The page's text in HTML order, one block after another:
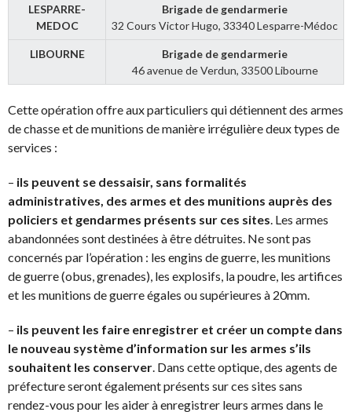
LESPARRE-
MEDOC
Brigade de gendarmerie
32 Cours Victor Hugo, 33340 Lesparre-Médoc
LIBOURNE
Brigade de gendarmerie
46 avenue de Verdun, 33500 Libourne
Cette opération offre aux particuliers qui détiennent des armes
de chasse et de munitions de manière irrégulière deux types de
services :
– ils peuvent se dessaisir, sans formalités
administratives, des armes et des munitions auprès des
policiers et gendarmes présents sur ces sites . Les armes
abandonnées sont destinées à être détruites. Ne sont pas
concernés par l’opération : les engins de guerre, les munitions
de guerre (obus, grenades), les explosifs, la poudre, les artifices
et les munitions de guerre égales ou supérieures à 20mm.
– ils peuvent les faire enregistrer et créer un compte dans
le nouveau système d’information sur les armes s’ils
souhaitent les conserver . Dans cette optique, des agents de
préfecture seront également présents sur ces sites sans
rendez-vous pour les aider à enregistrer leurs armes dans le